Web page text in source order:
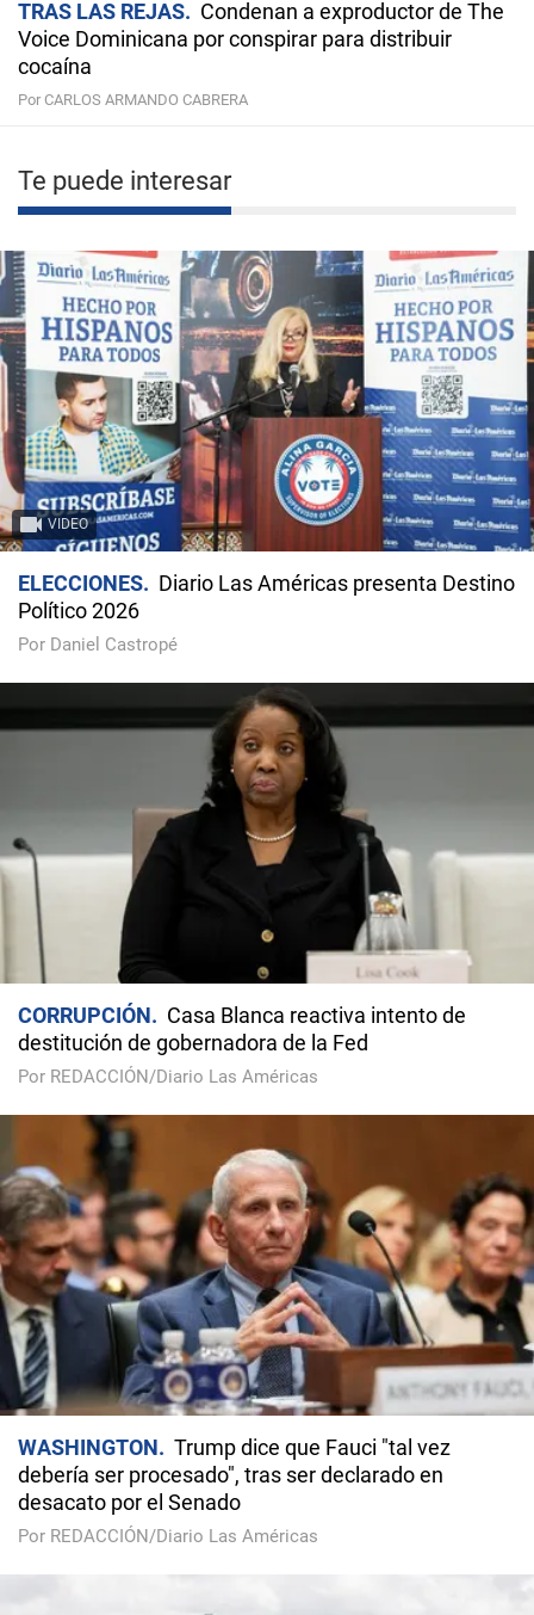
TRAS LAS REJAS
Condenan a exproductor de The
Voice Dominicana por conspirar para distribuir
cocaína
Por CARLOS ARMANDO CABRERA
Te puede interesar
VIDEO
ELECCIONES
Diario Las Américas presenta Destino
Político 2026
Por Daniel Castropé
CORRUPCIÓN
Casa Blanca reactiva intento de
destitución de gobernadora de la Fed
Por REDACCIÓN/Diario Las Américas
WASHINGTON
Trump dice que Fauci "tal vez
debería ser procesado", tras ser declarado en
desacato por el Senado
Por REDACCIÓN/Diario Las Américas